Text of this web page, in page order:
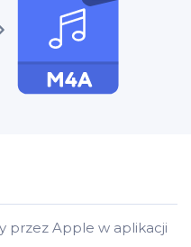
przez Apple w aplikacji